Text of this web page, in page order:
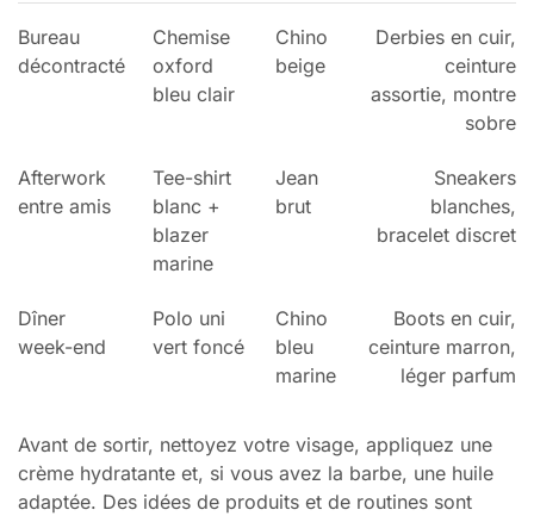
Bureau
décontracté
Chemise
oxford
bleu clair
Chino
beige
Derbies en cuir,
ceinture
assortie, montre
sobre
Afterwork
entre amis
Tee-shirt
blanc +
blazer
marine
Jean
brut
Sneakers
blanches,
bracelet discret
Dîner
week-end
Polo uni
vert foncé
Chino
bleu
marine
Boots en cuir,
ceinture marron,
léger parfum
Avant de sortir, nettoyez votre visage, appliquez une
crème hydratante et, si vous avez la barbe, une huile
adaptée. Des idées de produits et de routines sont